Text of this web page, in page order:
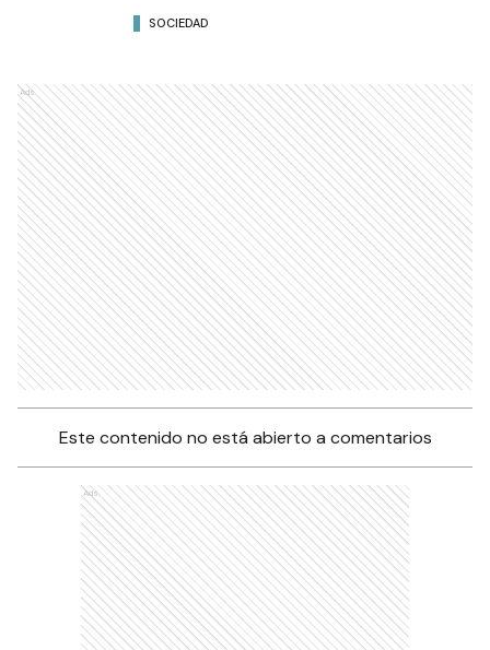
SOCIEDAD
Ads
Este contenido no está abierto a comentarios
Ads